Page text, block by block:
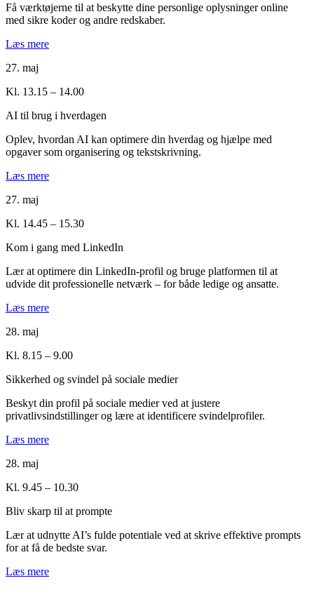
Få værktøjerne til at beskytte dine personlige oplysninger online
med sikre koder og andre redskaber.
Læs mere
27. maj
Kl. 13.15 – 14.00
AI til brug i hverdagen
Oplev, hvordan AI kan optimere din hverdag og hjælpe med
opgaver som organisering og tekstskrivning.
Læs mere
27. maj
Kl. 14.45 – 15.30
Kom i gang med LinkedIn
Lær at optimere din LinkedIn-profil og bruge platformen til at
udvide dit professionelle netværk – for både ledige og ansatte.
Læs mere
28. maj
Kl. 8.15 – 9.00
Sikkerhed og svindel på sociale medier
Beskyt din profil på sociale medier ved at justere
privatlivsindstillinger og lære at identificere svindelprofiler.
Læs mere
28. maj
Kl. 9.45 – 10.30
Bliv skarp til at prompte
Lær at udnytte AI’s fulde potentiale ved at skrive effektive prompts
for at få de bedste svar.
Læs mere